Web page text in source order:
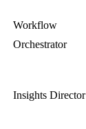
Workflow
Orchestrator
Insights Director